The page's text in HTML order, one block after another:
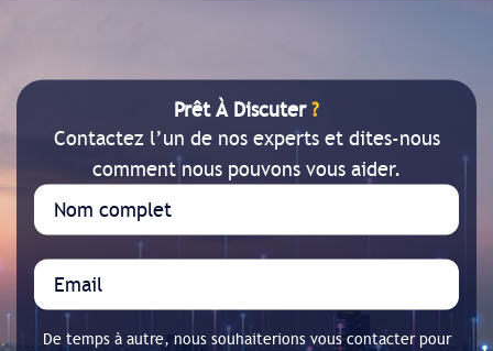
Prêt À Discuter?
Contactez l’un de nos experts et dites-nous
comment nous pouvons vous aider.
De temps à autre, nous souhaiterions vous contacter pour